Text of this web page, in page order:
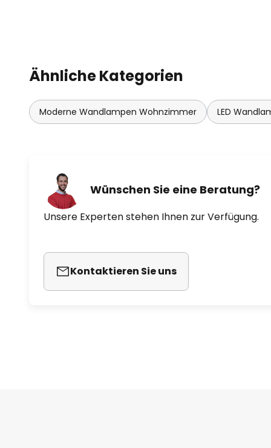
Ähnliche Kategorien
Moderne Wandlampen Wohnzimmer LED
Wünschen Sie eine Beratung?
Unsere Experten stehen Ihnen zur Verfügung.
Kontaktieren Sie uns